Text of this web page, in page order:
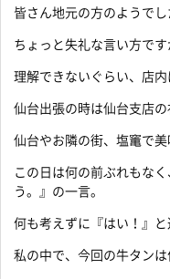
皆さん地元の方のようでし
ちょっと失礼な言い方で
理解できないぐらい、店内
仙台出張の時は仙台支店の
仙台やお隣の街、塩竃で美
この日は何の前ぶれもな
う。』の一言。
何も考えずに『はい！』と
私の中で、今回の牛タンは